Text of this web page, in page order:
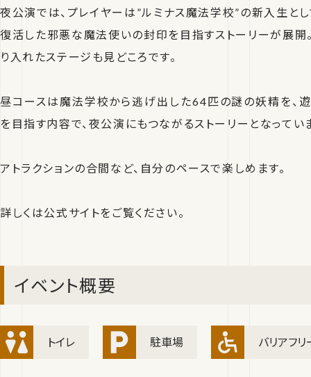
夜公演では、プレイヤーは”ルミナス魔法学校”の新入生と
復活した邪悪な魔法使いの封印を目指すストーリーが展開
り入れたステージも見どころです。
昼コースは魔法学校から逃げ出した64匹の謎の妖精を、
を目指す内容で、夜公演にもつながるストーリーとなっていま
アトラクションの合間など、自分のペースで楽しめます。
詳しくは公式サイトをご覧ください。
イベント概要
トイレ 駐車場 バリアフリ